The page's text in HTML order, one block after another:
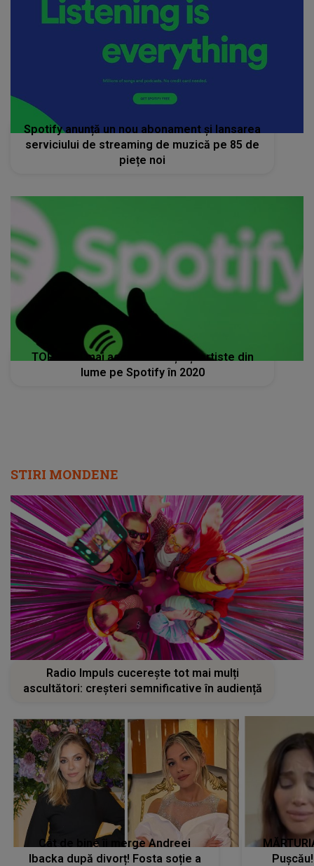
Spotify anunță un nou abonament și lansarea
serviciului de streaming de muzică pe 85 de
piețe noi
TOP 5 cei mai ascultati artiști și artiste din
lume pe Spotify în 2020
STIRI MONDENE
Radio Impuls cucerește tot mai mulți
ascultători: creșteri semnificative în audiență
Cât de bine îi merge Andreei
Ibacka după divorț! Fosta soție a